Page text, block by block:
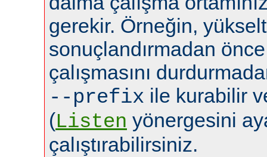
gerekir. Örneğin,
sonuçlandırmadan
çalışmasını
--prefix ile kurabilir
(Listen yönergesini
çalıştırabilirsiniz.